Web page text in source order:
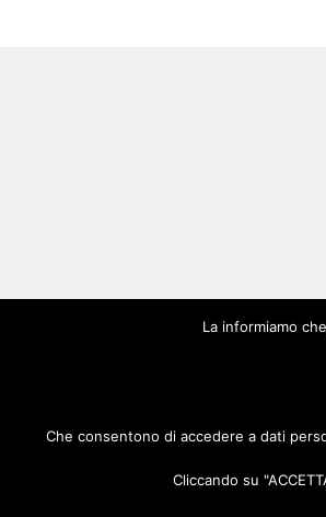
La informiamo
Che consentono di accedere a dati
Cliccando su